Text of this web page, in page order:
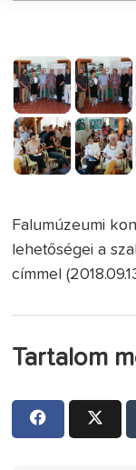
Falumúzeumi
lehetőségei a
címmel
Tartalom